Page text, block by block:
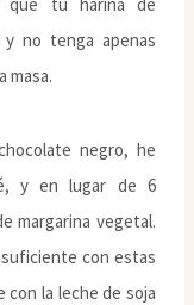
y no tenga apenas
masa.
negro, he
y en lugar de 6
margarina vegetal.
con estas
la leche de soja